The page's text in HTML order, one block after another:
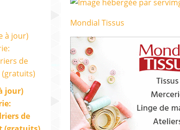
jour)
de
Mondial Tissus